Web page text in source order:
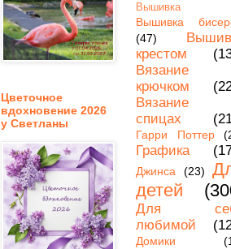
Цветочное
вдохновение 2026
у Светланы
Вышивка
Вышивка
(47)
крестом
Вязание
крючком
Вязание
спицах
Гарри Поттер
Графика
Джинса (23)
детей
Для
любимой
Домики